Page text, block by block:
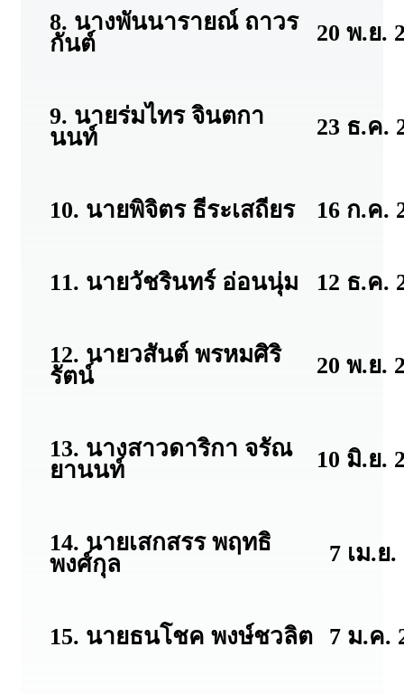
8. นางพันนารายณ์ ถาวร
กันต์
20 พ.ย.
9. นายร่มไทร จินตกา
นนท์
23 ธ.ค.
10. นายพิจิตร ธีระเสถียร 16 ก.ค.
11. นายวัชรินทร์ อ่อนนุ่ม 12 ธ.ค.
12. นายวสันต์ พรหมศิริ
รัตน์
20 พ.ย.
13. นางสาวดาริกา จรัณ
ยานนท์
10 มิ.ย.
14. นายเสกสรร พฤทธิ
พงศ์กุล
7 เม.ย.
15. นายธนโชค พงษ์ชวลิต 7 ม.ค.